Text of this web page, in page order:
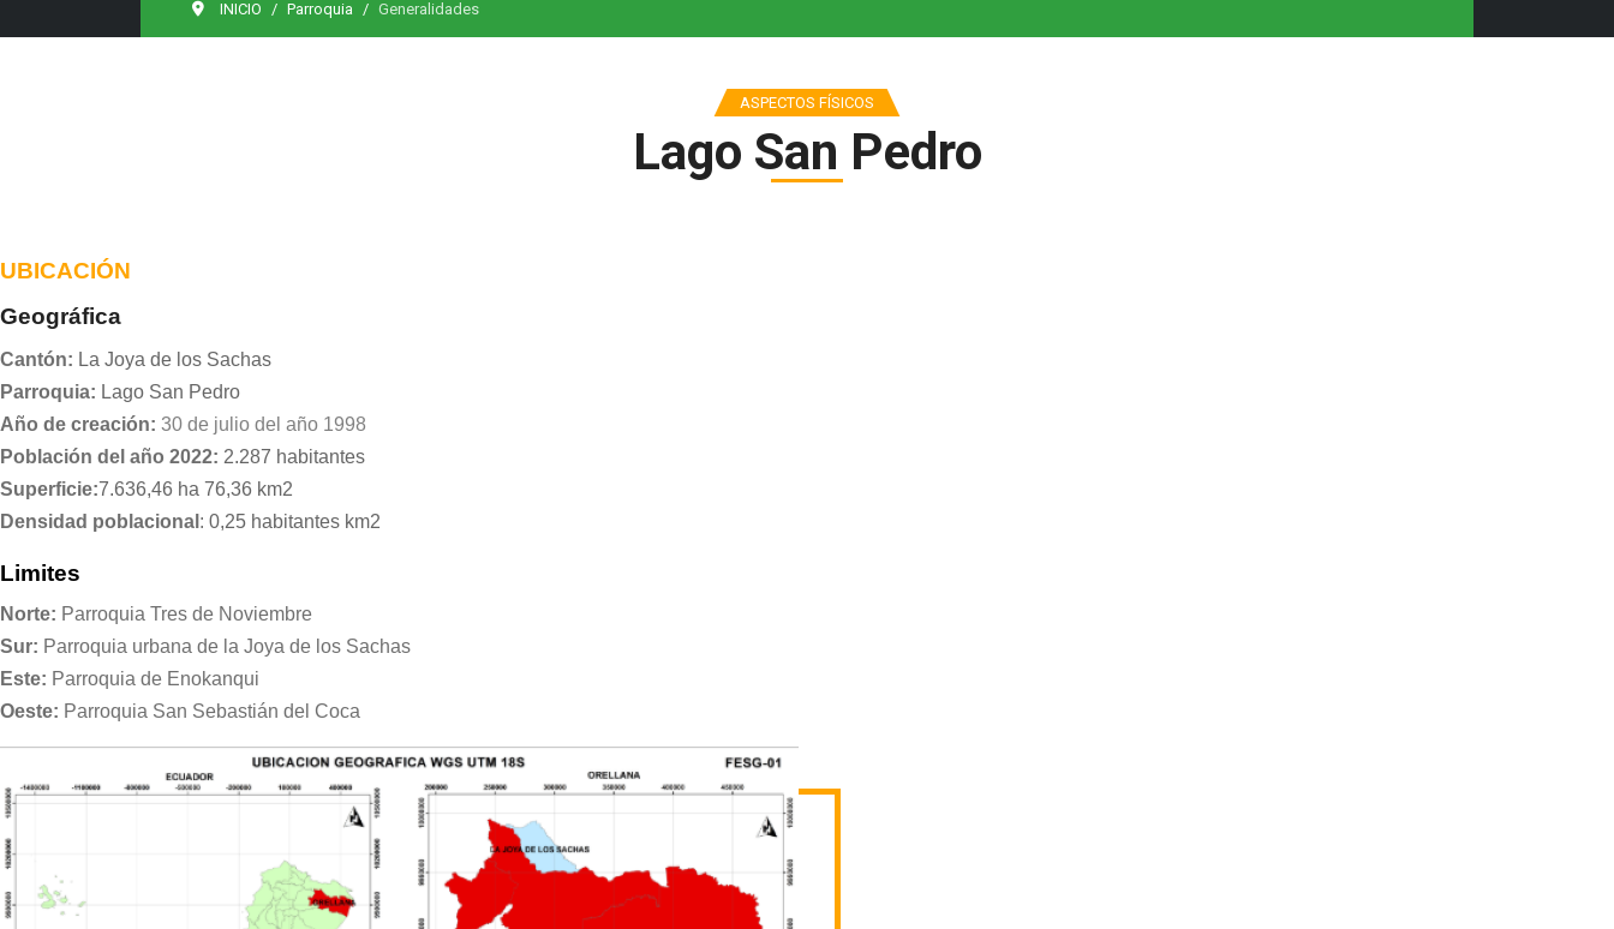
INICIO Parroquia Generalidades
ASPECTOS FÍSICOS
Lago San Pedro
UBICACIÓN
Geográfica
Cantón: La Joya de los Sachas
Parroquia: Lago San Pedro
Año de creación: 30 de julio del año 1998
Población del año 2022: 2.287 habitantes
Superficie:7.636,46 ha 76,36 km2
Densidad poblacional : 0,25 habitantes km2
Limites
Norte: Parroquia Tres de Noviembre
Sur: Parroquia urbana de la Joya de los Sachas
Este: Parroquia de Enokanqui
Oeste: Parroquia San Sebastián del Coca